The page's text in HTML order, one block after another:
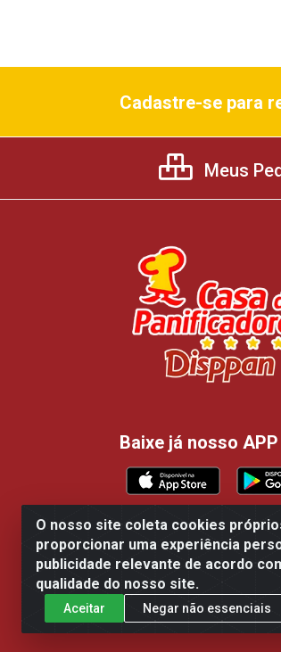
O nosso site coleta cookies
proporcionar uma experiência
publicidade relevante de acordo
qualidade do nosso site.
Aceitar Negar não essenciais
Cadastre-se para
Meus
Baixe já nosso APP
Casa dos